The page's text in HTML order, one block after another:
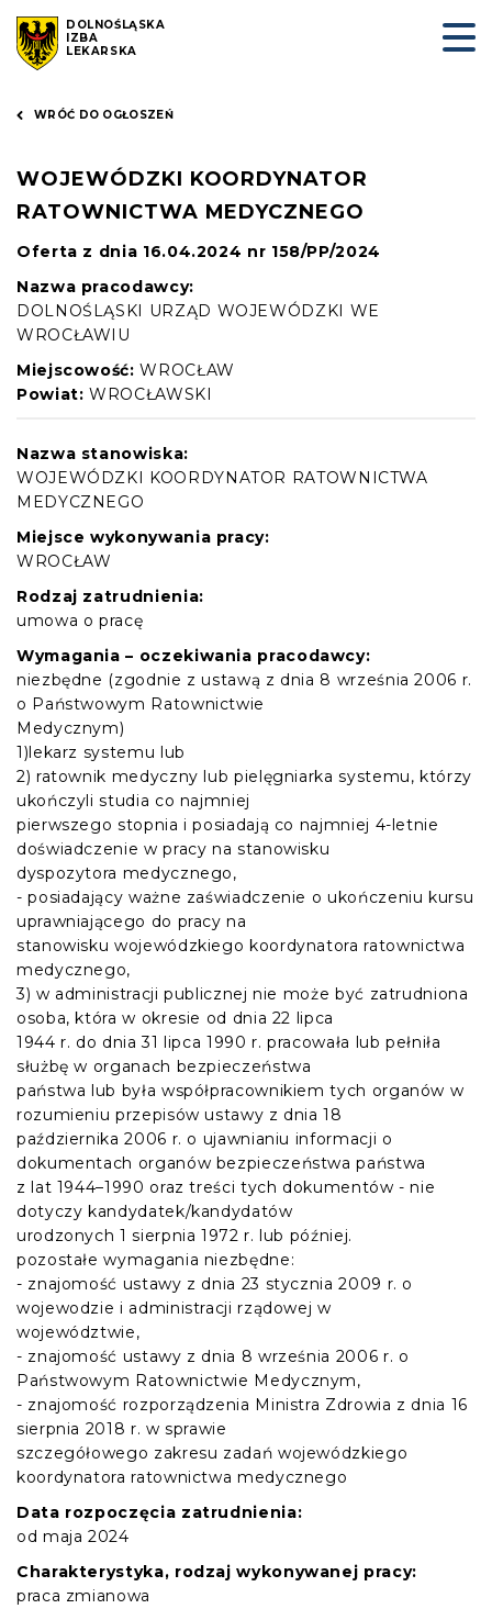
DOLNOŚLĄSKA
IZBA
LEKARSKA
WRÓĆ DO OGŁOSZEŃ
WOJEWÓDZKI KOORDYNATOR
RATOWNICTWA MEDYCZNEGO
Oferta z dnia 16.04.2024 nr 158/PP/2024
Nazwa pracodawcy:
DOLNOŚLĄSKI URZĄD WOJEWÓDZKI WE
WROCŁAWIU
Miejscowość: WROCŁAW
Powiat: WROCŁAWSKI
Nazwa stanowiska:
WOJEWÓDZKI KOORDYNATOR RATOWNICTWA
MEDYCZNEGO
Miejsce wykonywania pracy:
WROCŁAW
Rodzaj zatrudnienia:
umowa o pracę
Wymagania – oczekiwania pracodawcy:
niezbędne (zgodnie z ustawą z dnia 8 września 2006 r.
o Państwowym Ratownictwie
Medycznym)
1)lekarz systemu lub
2) ratownik medyczny lub pielęgniarka systemu, którzy
ukończyli studia co najmniej
pierwszego stopnia i posiadają co najmniej 4-letnie
doświadczenie w pracy na stanowisku
dyspozytora medycznego,
- posiadający ważne zaświadczenie o ukończeniu kursu
uprawniającego do pracy na
stanowisku wojewódzkiego koordynatora ratownictwa
medycznego,
3) w administracji publicznej nie może być zatrudniona
osoba, która w okresie od dnia 22 lipca
1944 r. do dnia 31 lipca 1990 r. pracowała lub pełniła
służbę w organach bezpieczeństwa
państwa lub była współpracownikiem tych organów w
rozumieniu przepisów ustawy z dnia 18
października 2006 r. o ujawnianiu informacji o
dokumentach organów bezpieczeństwa państwa
z lat 1944–1990 oraz treści tych dokumentów - nie
dotyczy kandydatek/kandydatów
urodzonych 1 sierpnia 1972 r. lub później.
pozostałe wymagania niezbędne:
- znajomość ustawy z dnia 23 stycznia 2009 r. o
wojewodzie i administracji rządowej w
województwie,
- znajomość ustawy z dnia 8 września 2006 r. o
Państwowym Ratownictwie Medycznym,
- znajomość rozporządzenia Ministra Zdrowia z dnia 16
sierpnia 2018 r. w sprawie
szczegółowego zakresu zadań wojewódzkiego
koordynatora ratownictwa medycznego
Data rozpoczęcia zatrudnienia:
od maja 2024
Charakterystyka, rodzaj wykonywanej pracy:
praca zmianowa